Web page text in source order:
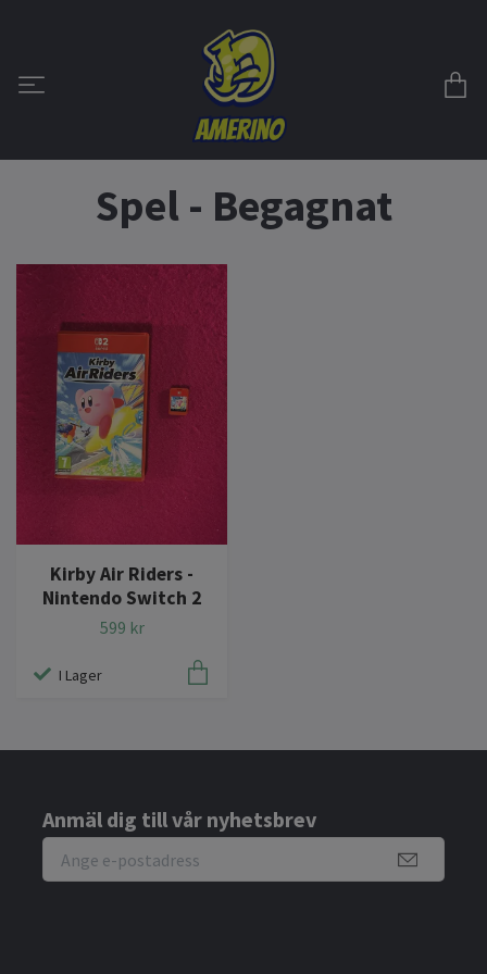
Spel - Begagnat
Kirby Air Riders -
Nintendo Switch 2
599 kr
I Lager
Anmäl dig till vår nyhetsbrev